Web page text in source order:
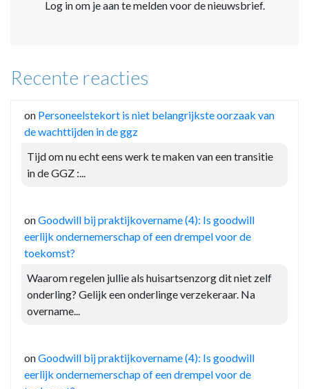
Log in om je aan te melden voor de nieuwsbrief.
Recente reacties
on Personeelstekort is niet belangrijkste oorzaak van
de wachttijden in de ggz
Tijd om nu echt eens werk te maken van een transitie
in de GGZ :...
onGoodwill bij praktijkovername (4): Is goodwill
eerlijk ondernemerschap of een drempel voor de
toekomst?
Waarom regelen jullie als huisartsenzorg dit niet zelf
onderling? Gelijk een onderlinge verzekeraar. Na
overname...
onGoodwill bij praktijkovername (4): Is goodwill
eerlijk ondernemerschap of een drempel voor de